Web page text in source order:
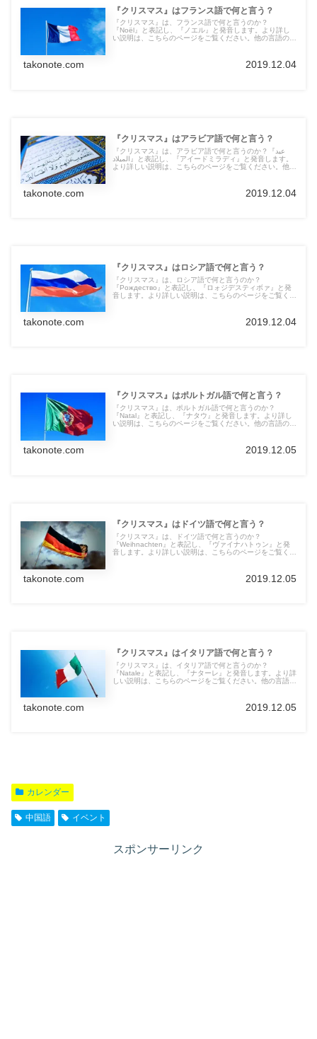
『クリスマス』はフランス語で何と言う？
『クリスマス』は、フランス語で何と言うのか？
『Noël』と表記し、『ノエル』と発音します。より詳し
い説明は、こちらのページをご覧ください。他の言語の言
takonote.com 2019.12.04
『クリスマス』はアラビア語で何と言う？
『クリスマス』は、アラビア語で何と言うのか？『عيد
الميلاد』と表記し、『アイードミラディ』と発音します。
より詳しい説明は、こちらのページをご覧ください。他の
takonote.com 2019.12.04
『クリスマス』はロシア語で何と言う？
『クリスマス』は、ロシア語で何と言うのか？
『Рождество』と表記し、『ロォジデスティボァ』と発
音します。より詳しい説明は、こちらのページをご覧くだ
takonote.com 2019.12.04
『クリスマス』はポルトガル語で何と言う？
『クリスマス』は、ポルトガル語で何と言うのか？
『Natal』と表記し、『ナタウ』と発音します。より詳し
い説明は、こちらのページをご覧ください。他の言語の言
takonote.com 2019.12.05
『クリスマス』はドイツ語で何と言う？
『クリスマス』は、ドイツ語で何と言うのか？
『Weihnachten』と表記し、『ヴァイナハトゥン』と発
音します。より詳しい説明は、こちらのページをご覧くだ
takonote.com 2019.12.05
『クリスマス』はイタリア語で何と言う？
『クリスマス』は、イタリア語で何と言うのか？
『Natale』と表記し、『ナターレ』と発音します。より詳
しい説明は、こちらのページをご覧ください。他の言語の
takonote.com 2019.12.05
カレンダー
中国語 イベント
スポンサーリンク